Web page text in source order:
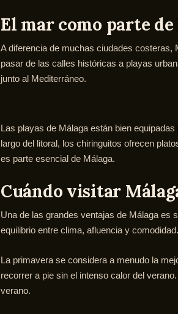
El mar como parte
A diferencia de muchas ciudades costeras,
pasar de las calles históricas a playas
junto al Mediterráneo.
Las playas de Málaga están bien
largo del litoral, los chiringuitos ofrecen
es parte esencial de Málaga.
Cuándo visitar
Una de las grandes ventajas de Málaga es
equilibrio entre clima, afluencia y comodidad.
La primavera se considera a menudo la
recorrer a pie sin el intenso calor del
verano.